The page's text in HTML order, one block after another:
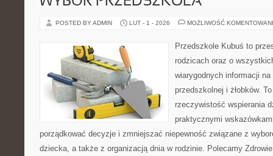
POSTED BY ADMIN LUT - 1 - 2026 MOŻLIWOŚĆ
Przedszkole Kubuś to
rodzicach oraz o
wiarygodnych informacji
przedszkolnej i żłobków.
rzeczywistość wspierania
praktycznymi
porządkować decyzje i zmniejszać niepewność związane z
dziecka, a także z organizacją dnia w rodzinie. Polecamy